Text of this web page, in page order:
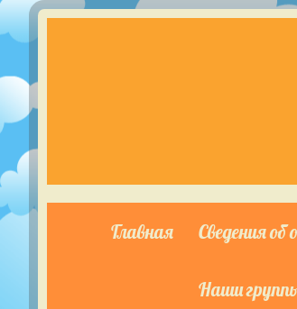
Главная Сведения об
Наши